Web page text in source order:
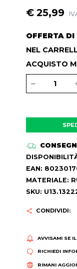
€ 25,99
OFFERTA
NEL
ACQUISTO
EAN:
MATERIALE:
SKU:
CONDIVIDI:
AVVISAMI SE
RICHIEDI
RIMANI